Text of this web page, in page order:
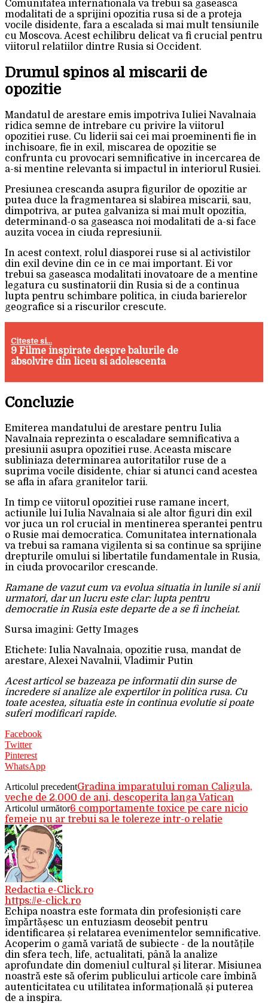
Comunitatea internationala va trebui sa gaseasca
modalitati de a sprijini opozitia rusa si de a proteja
vocile disidente, fara a escalada si mai mult tensiunile
cu Moscova. Acest echilibru delicat va fi crucial pentru
viitorul relatiilor dintre Rusia si Occident.
Drumul spinos al miscarii de
opozitie
Mandatul de arestare emis impotriva Iuliei Navalnaia
ridica semne de intrebare cu privire la viitorul
opozitiei ruse. Cu liderii sai cei mai proeminenti fie in
inchisoare, fie in exil, miscarea de opozitie se
confrunta cu provocari semnificative in incercarea de
a-si mentine relevanta si impactul in interiorul Rusiei.
Presiunea crescanda asupra figurilor de opozitie ar
putea duce la fragmentarea si slabirea miscarii, sau,
dimpotriva, ar putea galvaniza si mai mult opozitia,
determinand-o sa gaseasca noi modalitati de a-si face
auzita vocea in ciuda represiunii.
In acest context, rolul diasporei ruse si al activistilor
din exil devine din ce in ce mai important. Ei vor
trebui sa gaseasca modalitati inovatoare de a mentine
legatura cu sustinatorii din Rusia si de a continua
lupta pentru schimbare politica, in ciuda barierelor
geografice si a riscurilor crescute.
Citeste si...
9 Filme inspirate despre balurile de
absolvire din liceu si adolescenta
Concluzie
Emiterea mandatului de arestare pentru Iulia
Navalnaia reprezinta o escaladare semnificativa a
presiunii asupra opozitiei ruse. Aceasta miscare
subliniaza determinarea autoritatilor ruse de a
suprima vocile disidente, chiar si atunci cand acestea
se afla in afara granitelor tarii.
In timp ce viitorul opozitiei ruse ramane incert,
actiunile lui Iulia Navalnaia si ale altor figuri din exil
vor juca un rol crucial in mentinerea sperantei pentru
o Rusie mai democratica. Comunitatea internationala
va trebui sa ramana vigilenta si sa continue sa sprijine
drepturile omului si libertatile fundamentale in Rusia,
in ciuda provocarilor crescande.
Ramane de vazut cum va evolua situatia in lunile si anii
urmatori, dar un lucru este clar: lupta pentru
democratie in Rusia este departe de a se fi incheiat.
Sursa imagini: Getty Images
Etichete: Iulia Navalnaia, opozitie rusa, mandat de
arestare, Alexei Navalnii, Vladimir Putin
Acest articol se bazeaza pe informatii din surse de
incredere si analize ale expertilor in politica rusa. Cu
toate acestea, situatia este in continua evolutie si poate
suferi modificari rapide.
Facebook
Twitter
Pinterest
WhatsApp
Articolul precedentGradina imparatului roman Caligula,
veche de 2.000 de ani, descoperita langa Vatican
Articolul următor6 comportamente toxice pe care nicio
femeie nu ar trebui sa le tolereze intr-o relatie
Redactia e-Click.ro
https://e-click.ro
Echipa noastra este formata din profesioniști care
împărtășesc un entuziasm deosebit pentru
identificarea și relatarea evenimentelor semnificative.
Acoperim o gamă variată de subiecte - de la noutățile
din sfera tech, life, actualitati, până la analize
aprofundate din domeniul cultural și literar. Misiunea
noastră este să oferim publicului articole care îmbină
autenticitatea cu utilitatea informațională și puterea
de a inspira.